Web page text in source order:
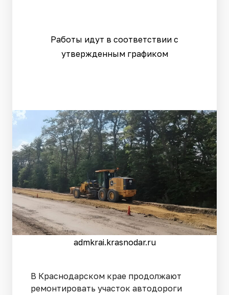
Работы идут в соответствии с
утвержденным графиком
admkrai.krasnodar.ru
В Краснодарском крае продолжают
ремонтировать участок автодороги